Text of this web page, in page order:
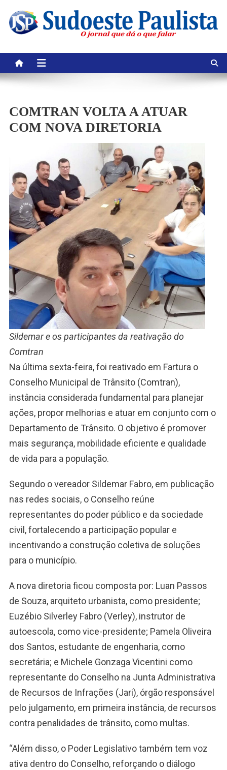
content
COMTRAN VOLTA A ATUAR
COM NOVA DIRETORIA
Sildemar e os participantes da reativação do
Comtran
Na última sexta-feira, foi reativado em Fartura o
Conselho Municipal de Trânsito (Comtran),
instância considerada fundamental para planejar
ações, propor melhorias e atuar em conjunto com o
Departamento de Trânsito. O objetivo é promover
mais segurança, mobilidade eficiente e qualidade
de vida para a população.
Segundo o vereador Sildemar Fabro, em publicação
nas redes sociais, o Conselho reúne
representantes do poder público e da sociedade
civil, fortalecendo a participação popular e
incentivando a construção coletiva de soluções
para o município.
A nova diretoria ficou composta por: Luan Passos
de Souza, arquiteto urbanista, como presidente;
Euzébio Silverley Fabro (Verley), instrutor de
autoescola, como vice-presidente; Pamela Oliveira
dos Santos, estudante de engenharia, como
secretária; e Michele Gonzaga Vicentini como
representante do Conselho na Junta Administrativa
de Recursos de Infrações (Jari), órgão responsável
pelo julgamento, em primeira instância, de recursos
contra penalidades de trânsito, como multas.
“Além disso, o Poder Legislativo também tem voz
ativa dentro do Conselho, reforçando o diálogo